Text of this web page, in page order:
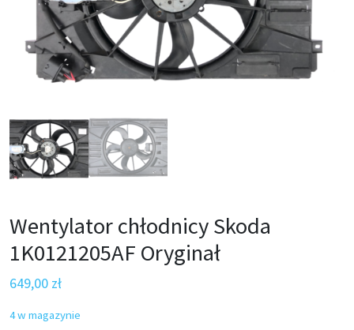
Wentylator chłodnicy Skoda
1K0121205AF Oryginał
649,00 zł
4 w magazynie